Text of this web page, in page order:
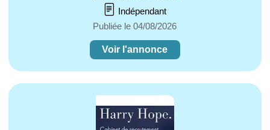
Indépendant
Publiée le 04/08/2026
Voir l'annonce